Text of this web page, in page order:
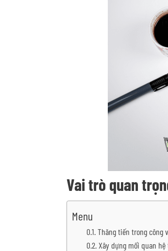
Vai trò quan
Menu
Thăng tiến trong công
Xây dựng mối quan